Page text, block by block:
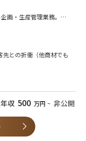
画・生産管理業務。
ル指示・納期確認
遂行するため、コミュニ
システムへの対応なども
が集まり、商品に使用す
先との折衝（他商材でも
携ができるコミュニケー
収 500 万円 ~ 非公開